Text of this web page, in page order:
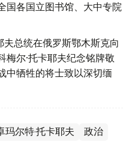
国各国立图书馆、大中专院
夫总统在俄罗斯鄂木斯克向
梅尔·托卡耶夫纪念铭牌敬
中牺牲的将士致以深切缅
玛尔特·托卡耶夫 政治